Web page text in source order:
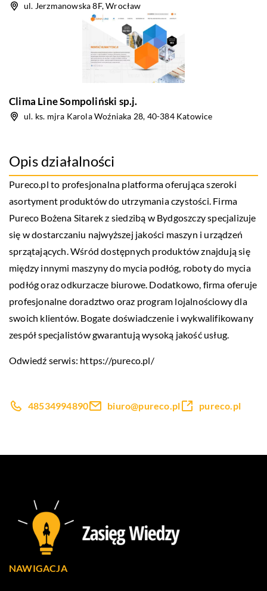
ul. Jerzmanowska 8F, Wrocław
Clima Line Sompoliński sp.j.
ul. ks. mjra Karola Woźniaka 28, 40-384 Katowice
Opis działalności
Pureco.pl to profesjonalna platforma oferująca szeroki
asortyment produktów do utrzymania czystości. Firma
Pureco Bożena Sitarek z siedzibą w Bydgoszczy specjalizuje
się w dostarczaniu najwyższej jakości maszyn i urządzeń
sprzątających. Wśród dostępnych produktów znajdują się
między innymi maszyny do mycia podłóg, roboty do mycia
podłóg oraz odkurzacze biurowe. Dodatkowo, firma oferuje
profesjonalne doradztwo oraz program lojalnościowy dla
swoich klientów. Bogate doświadczenie i wykwalifikowany
zespół specjalistów gwarantują wysoką jakość usług.
Odwiedź serwis: https://pureco.pl/
48534994890 biuro@pureco.pl pureco.pl
NAWIGACJA